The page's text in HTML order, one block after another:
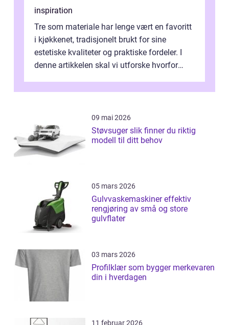
inspiration
Tre som materiale har lenge vært en favoritt
i kjøkkenet, tradisjonelt brukt for sine
estetiske kvaliteter og praktiske fordeler. I
denne artikkelen skal vi utforske hvorfor
09 mai 2026
Støvsuger slik finner du riktig
modell til ditt behov
05 mars 2026
Gulvvaskemaskiner effektiv
rengjøring av små og store
gulvflater
03 mars 2026
Profilklær som bygger merkevaren
din i hverdagen
11 februar 2026